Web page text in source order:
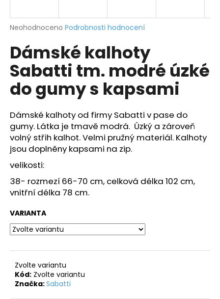
Průměrné
produktu
je
0,0
z
5
hvězdiček.
Neohodnoceno Podrobnosti hodnocení
Dámské kalhoty
Sabatti tm. modré úzké
do gumy s kapsami
Dámské kalhoty od firmy Sabatti v pase do
gumy. Látka je tmavě modrá. Úzký a zároveň
volný střih kalhot. Velmi pružný materiál. Kalhoty
jsou doplněny kapsami na zip.
velikosti:
38- rozmezí 66-70 cm, celková délka 102 cm,
vnitřní délka 78 cm.
VARIANTA
Zvolte variantu
Kód: Zvolte variantu
Značka:Sabatti
j
t
?
HLEDAT
D
o
p
o
r
u
č
u
e
m
e